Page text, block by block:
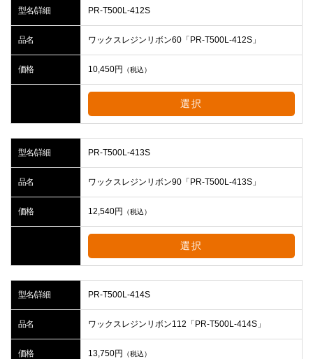
型名/詳細 PR-T500L-412S
品名 ワックスレジンリボン60「PR-T500L-412S」
価格 10,450円 （税込）
選択
型名/詳細 PR-T500L-413S
品名 ワックスレジンリボン90「PR-T500L-413S」
価格 12,540円 （税込）
選択
型名/詳細 PR-T500L-414S
品名 ワックスレジンリボン112「PR-T500L-414S」
価格 13,750円 （税込）